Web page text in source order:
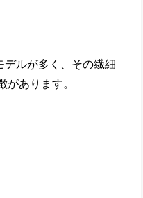
ルが多く、その繊細
あります。